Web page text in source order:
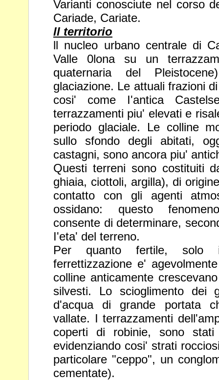
Varianti conosciute nel corso
Cariade, Cariate.
ll territorio
ll nucleo urbano centrale di
Valle 0lona su un
quaternaria del
glaciazione. Le attuali frazioni
cosi' come I'antica
terrazzamenti piu' elevati e
periodo glaciale. Le colline
sullo sfondo degli abitati,
castagni, sono ancora piu'
Questi terreni sono costituiti
ghiaia, ciottoli, argilla), di
contatto con gli agenti
ossidano: questo
consente di determinare,
I'eta' del terreno.
Per quanto fertile, solo
ferrettizzazione e'
colline anticamente
silvesti. Lo scioglimento dei
d'acqua di grande portata
vallate. I terrazzamenti
coperti di robinie, sono
evidenziando cosi' strati
particolare "ceppo", un
cementate).